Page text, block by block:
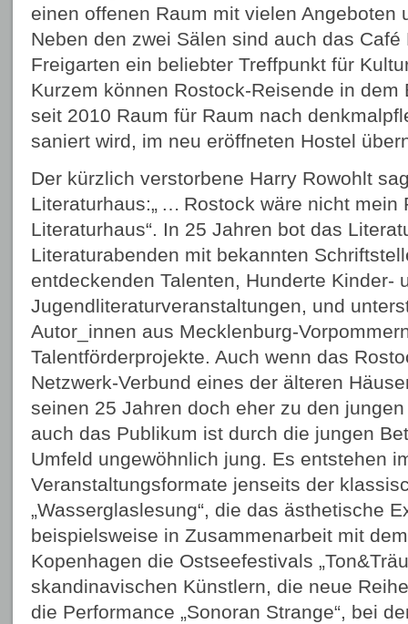
einen offenen Raum mit vielen Angeboten
Neben den zwei Sälen sind auch das Café
Freigarten ein beliebter Treffpunkt für
Kurzem können Rostock-Reisende in
seit 2010 Raum für Raum nach
saniert wird, im neu eröffneten Hostel
Der kürzlich verstorbene Harry Rowohlt
Literaturhaus:„ … Rostock wäre nicht mein
Literaturhaus“. In 25 Jahren bot das
Literaturabenden mit bekannten
entdeckenden Talenten, Hunderte Kinder-
Jugendliteraturveranstaltungen, und
Autor_innen aus Mecklenburg-
Talentförderprojekte. Auch wenn das
Netzwerk-Verbund eines der älteren
seinen 25 Jahren doch eher zu den
auch das Publikum ist durch die jungen
Umfeld ungewöhnlich jung. Es entstehen
Veranstaltungsformate jenseits der
„Wasserglaslesung“, die das ästhetische
beispielsweise in Zusammenarbeit mit
Kopenhagen die Ostseefestivals
skandinavischen Künstlern, die neue
die Performance „Sonoran Strange“, bei